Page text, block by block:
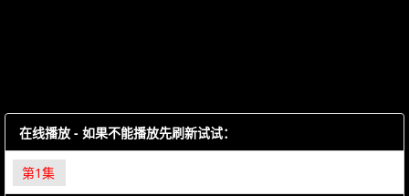
在线播放 - 如果不能播放先刷新试试：
第1集